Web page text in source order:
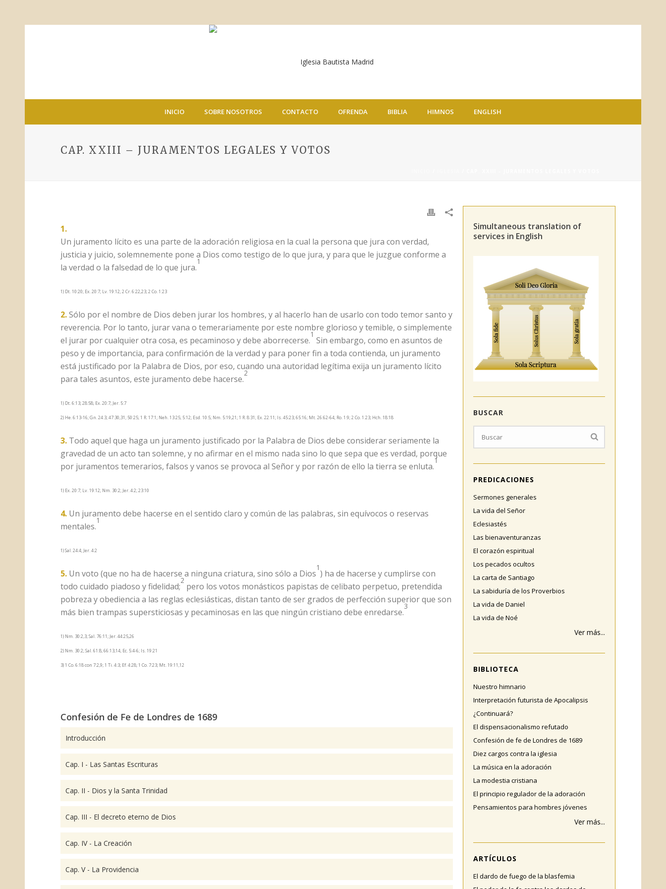
INICIO SOBRE NOSOTROS CONTACTO OFRENDA BIBLIA HIMNOS ENGLISH
CAP. XXIII – JURAMENTOS LEGALES Y VOTOS
1.
Un juramento lícito es una parte de la adoración religiosa en la cual la persona que jura con verdad,
justicia y juicio, solemnemente pone a Dios como testigo de lo que jura, y para que le juzgue conforme a
la verdad o la falsedad de lo que jura.
1
1) Dt. 10:20; Ex. 20:7; Lv. 19:12; 2 Cr. 6:22,23; 2 Co. 1:23
2.Sólo por el nombre de Dios deben jurar los hombres, y al hacerlo han de usarlo con todo temor santo y
reverencia. Por lo tanto, jurar vana o temerariamente por este nombre glorioso y temible, o simplemente
el jurar por cualquier otra cosa, es pecaminoso y debe aborrecerse.
1
Sin embargo, como en asuntos de
peso y de importancia, para confirmación de la verdad y para poner fin a toda contienda, un juramento
está justificado por la Palabra de Dios, por eso, cuando una autoridad legítima exija un juramento lícito
para tales asuntos, este juramento debe hacerse.
2
1) Dt. 6:13; 28:58; Ex. 20:7; Jer. 5:7
2) He. 6:13-16; Gn. 24:3; 47:30,31; 50:25; 1 R. 17:1; Neh. 13:25; 5:12; Esd. 10:5; Nm. 5:19,21; 1 R. 8:31; Ex. 22:11; Is. 45:23; 65:16; Mt. 26:62-64; Ro. 1:9; 2 Co. 1:23; Hch. 18:18
3. Todo aquel que haga un juramento justificado por la Palabra de Dios debe considerar seriamente la
gravedad de un acto tan solemne, y no afirmar en el mismo nada sino lo que sepa que es verdad, porque
por juramentos temerarios, falsos y vanos se provoca al Señor y por razón de ello la tierra se enluta.
1
1) Ex. 20:7; Lv. 19:12; Nm. 30:2; Jer. 4:2; 23:10
4. Un juramento debe hacerse en el sentido claro y común de las palabras, sin equívocos o reservas
mentales.
1
1) Sal. 24:4; Jer. 4:2
5. Un voto (que no ha de hacerse a ninguna criatura, sino sólo a Dios
1
) ha de hacerse y cumplirse con
todo cuidado piadoso y fidelidad;
2
pero los votos monásticos papistas de celibato perpetuo, pretendida
pobreza y obediencia a las reglas eclesiásticas, distan tanto de ser grados de perfección superior que son
más bien trampas supersticiosas y pecaminosas en las que ningún cristiano debe enredarse.
3
1) Nm. 30:2,3; Sal. 76:11; Jer. 44:25,26
2) Nm. 30:2; Sal. 61:8; 66:13,14; Ec. 5:4-6; Is. 19:21
3) 1 Co. 6:18 con 7:2,9; 1 Ti. 4:3; Ef. 4:28; 1 Co. 7:23; Mt. 19:11,12
Confesión de Fe de Londres de 1689
Introducción
Cap. I - Las Santas Escrituras
Cap. II - Dios y la Santa Trinidad
Cap. III - El decreto eterno de Dios
Cap. IV - La Creación
Cap. V - La Providencia
Simultaneous translation of
services in English
BUSCAR
PREDICACIONES
Sermones generales
La vida del Señor
Eclesiastés
Las bienaventuranzas
El corazón espiritual
Los pecados ocultos
La carta de Santiago
La sabiduría de los Proverbios
La vida de Daniel
La vida de Noé
Ver más...
BIBLIOTECA
Nuestro himnario
Interpretación futurista de Apocalipsis
¿Continuará?
El dispensacionalismo refutado
Confesión de fe de Londres de 1689
Diez cargos contra la iglesia
La música en la adoración
La modestia cristiana
El principio regulador de la adoración
Pensamientos para hombres jóvenes
Ver más...
ARTÍCULOS
El dardo de fuego de la blasfemia